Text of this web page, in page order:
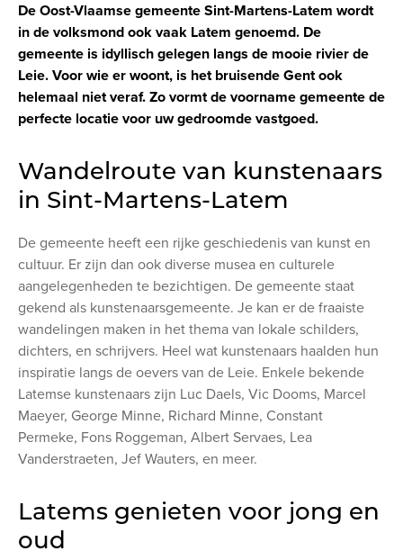
De Oost-Vlaamse gemeente Sint-Martens-Latem wordt
in de volksmond ook vaak Latem genoemd. De
gemeente is idyllisch gelegen langs de mooie rivier de
Leie. Voor wie er woont, is het bruisende Gent ook
helemaal niet veraf. Zo vormt de voorname gemeente de
perfecte locatie voor uw gedroomde vastgoed.
Wandelroute van kunstenaars
in Sint-Martens-Latem
De gemeente heeft een rijke geschiedenis van kunst en
cultuur. Er zijn dan ook diverse musea en culturele
aangelegenheden te bezichtigen. De gemeente staat
gekend als kunstenaarsgemeente. Je kan er de fraaiste
wandelingen maken in het thema van lokale schilders,
dichters, en schrijvers. Heel wat kunstenaars haalden hun
inspiratie langs de oevers van de Leie. Enkele bekende
Latemse kunstenaars zijn Luc Daels, Vic Dooms, Marcel
Maeyer, George Minne, Richard Minne, Constant
Permeke, Fons Roggeman, Albert Servaes, Lea
Vanderstraeten, Jef Wauters, en meer.
Latems genieten voor jong en
oud